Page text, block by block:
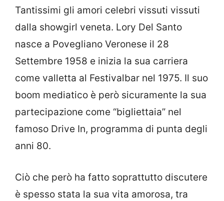
Tantissimi gli amori celebri vissuti vissuti
dalla showgirl veneta. Lory Del Santo
nasce a Povegliano Veronese il 28
Settembre 1958 e inizia la sua carriera
come valletta al Festivalbar nel 1975. Il suo
boom mediatico è però sicuramente la sua
partecipazione come “bigliettaia” nel
famoso Drive In, programma di punta degli
anni 80.
Ciò che però ha fatto soprattutto discutere
è spesso stata la sua vita amorosa, tra